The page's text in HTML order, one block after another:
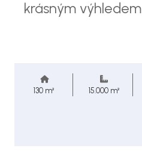
krásným výhledem
130 m² 15.000 m²